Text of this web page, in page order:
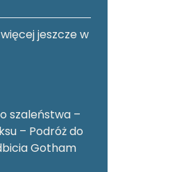
jeszcze w
szaleństwa –
– Podróż do
Gotham